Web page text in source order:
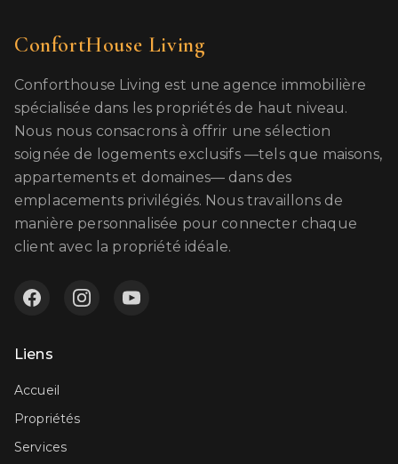
ConfortHouse Living
Conforthouse Living est une agence immobilière
spécialisée dans les propriétés de haut niveau.
Nous nous consacrons à offrir une sélection
soignée de logements exclusifs —tels que maisons,
appartements et domaines— dans des
emplacements privilégiés. Nous travaillons de
manière personnalisée pour connecter chaque
client avec la propriété idéale.
Liens
Accueil
Propriétés
Services